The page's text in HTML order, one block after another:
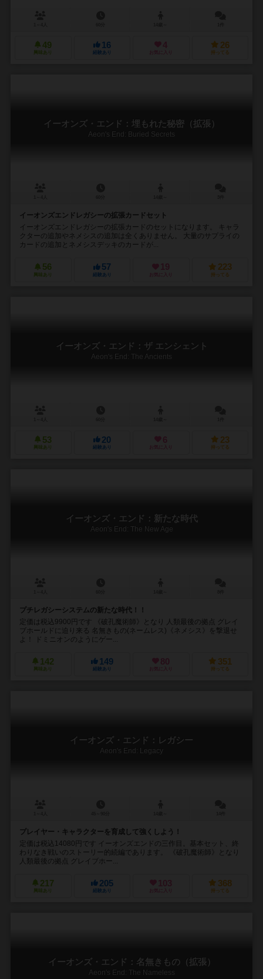
49
興味あり
16
経験あり
4
お気に入り
26
持ってる
イーオンズ・エンド：埋もれた秘密（拡張）
Aeon's End: Buried Secrets
イーオンズエンドレガシーの拡張カードセット
イーオンズエンドレガシーの拡張カードのセットになります。 キャラ
クターの追加やネメシスの追加は全くありません。 大量のサプライの
カードの追加とネメシスデッキのカードが...
56
興味あり
57
経験あり
19
お気に入り
223
持ってる
イーオンズ・エンド：ザ エンシェント
Aeon's End: The Ancients
53
興味あり
20
経験あり
6
お気に入り
23
持ってる
イーオンズ・エンド：新たな時代
Aeon's End: The New Age
プチレガシーシステムの新たな時代！！
定価は税込9900円です 《破孔魔術師》となり 人類最後の拠点 グレイ
ブホールドに迫り来る 名無きもの(ネームレス)《ネメシス》を撃退せ
よ！ ドミニオンのようにゲー...
142
興味あり
149
経験あり
80
お気に入り
351
持ってる
イーオンズ・エンド：レガシー
Aeon's End: Legacy
プレイヤー・キャラクターを育成して強くしよう！
定価は税込14080円です イーオンズエンドの三作目。基本セット、終
わりなき戦いのストーリー的続編であります。 《破孔魔術師》となり
人類最後の拠点 グレイブホー...
217
興味あり
205
経験あり
103
お気に入り
368
持ってる
イーオンズ・エンド：名無きもの（拡張）
Aeon's End: The Nameless